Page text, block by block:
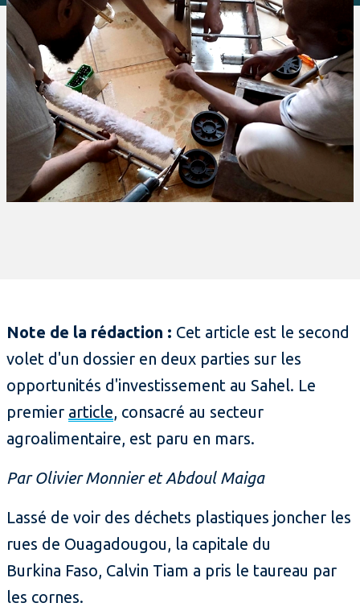
Note de la rédaction : Cet article est le second
volet d'un dossier en deux parties sur les
opportunités d'investissement au Sahel. Le
premier article , consacré au secteur
agroalimentaire, est paru en mars.
Par Olivier Monnier et Abdoul Maiga
Lassé de voir des déchets plastiques joncher les
rues de Ouagadougou, la capitale du
Burkina Faso, Calvin Tiam a pris le taureau par
les cornes.